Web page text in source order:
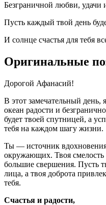
Безграничной любви, удачи
Пусть каждый твой день
И солнце счастья для тебя
Оригинальные
Дорогой Афанасий!
В этот замечательный день,
океан радости и
будет твоей спутницей, а
тебя на каждом шагу жизни.
Ты — источник
окружающих. Твоя смелость
большие свершения. Пусть
лица, а твоя доброта
тебя.
Счастья и радости,